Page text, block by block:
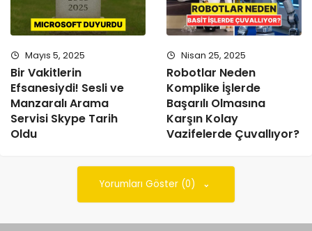
Mayıs 5, 2025
Bir Vakitlerin
Efsanesiydi! Sesli ve
Manzaralı Arama
Servisi Skype Tarih
Oldu
Nisan 25, 2025
Robotlar Neden
Komplike İşlerde
Başarılı Olmasına
Karşın Kolay
Vazifelerde Çuvallıyor?
Yorumları Göster (0)